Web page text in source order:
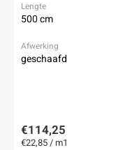
500 cm
geschaafd
€114,25
€22,85 / m1